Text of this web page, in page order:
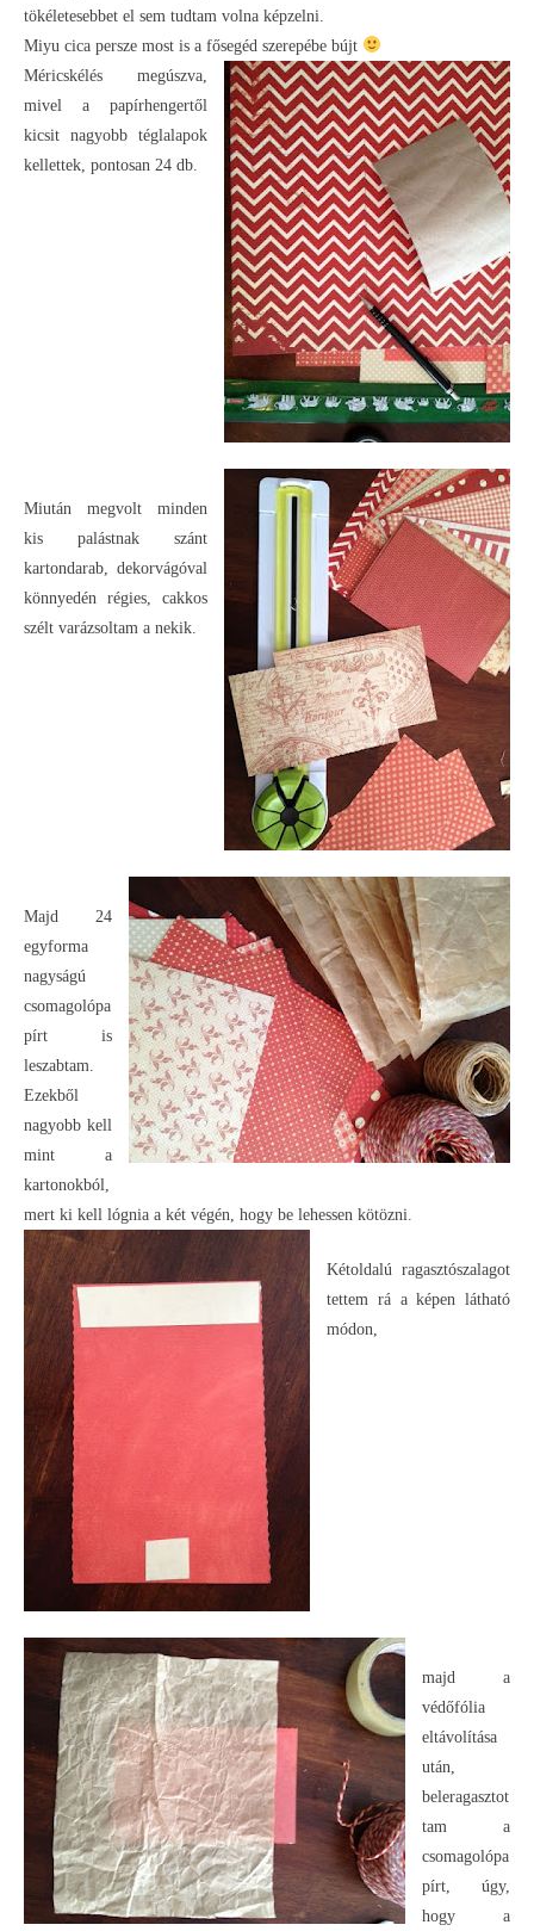
tökéletesebbet el sem tudtam volna képzelni.
Miyu cica persze most is a fősegéd szerepébe bújt
Méricskélés megúszva,
mivel a papírhengertől
kicsit nagyobb téglalapok
kellettek, pontosan 24 db.
Miután megvolt minden
kis palástnak szánt
kartondarab, dekorvágóval
könnyedén régies, cakkos
szélt varázsoltam a nekik.
Majd 24
egyforma
nagyságú
csomagolópa
pírt is
leszabtam.
Ezekből
nagyobb kell
mint a
kartonokból,
mert ki kell lógnia a két végén, hogy be lehessen kötözni.
Kétoldalú ragasztószalagot
tettem rá a képen látható
módon,
majd a
védőfólia
eltávolítása
után,
beleragasztot
tam a
csomagolópa
pírt, úgy,
hogy a